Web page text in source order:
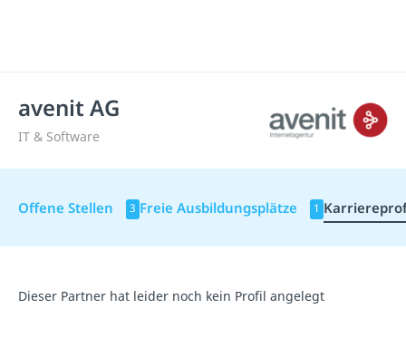
avenit AG
IT & Software
Offene Stellen 3 Freie Ausbildungsplätze 1
Dieser Partner hat leider noch kein Profil angelegt